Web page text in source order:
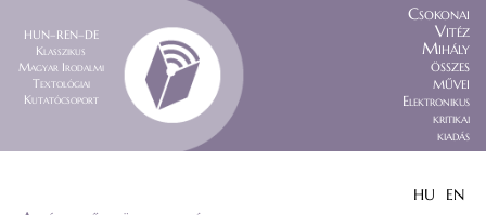
HUN–REN–DE
Klasszikus
Magyar Irodalmi
Textológiai
Kutatócsoport
Csokonai
Vitéz
Mihály
összes
művei
Elektronikus
kritikai
kiadás
HU EN